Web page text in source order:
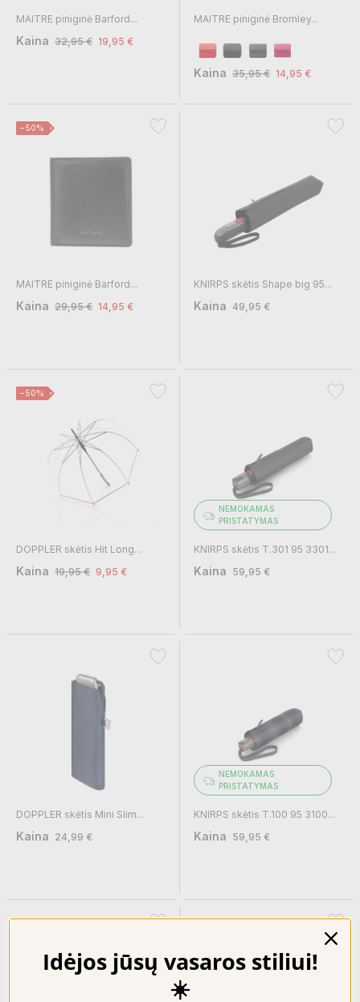
MAITRE piniginė Barford...
Kaina 32,95 € 19,95 €
MAITRE piniginė Bromley...
Kaina 35,95 € 14,95 €
−50%
MAITRE piniginė Barford...
Kaina 29,95 € 14,95 €
KNIRPS skėtis Shape big 95...
Kaina 49,95 €
−50%
DOPPLER skėtis Hit Long...
Kaina 19,95 € 9,95 €
NEMOKAMAS
PRISTATYMAS
KNIRPS skėtis T.301 95 3301...
Kaina 59,95 €
DOPPLER skėtis Mini Slim...
Kaina 24,99 €
NEMOKAMAS
PRISTATYMAS
KNIRPS skėtis T.100 95 3100...
Kaina 59,95 €
Idėjos jūsų vasaros stiliui!
☀️